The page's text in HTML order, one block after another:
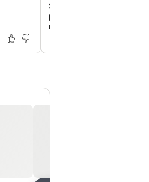
Saborea exquisitos
principal prepara
muchos de ellos